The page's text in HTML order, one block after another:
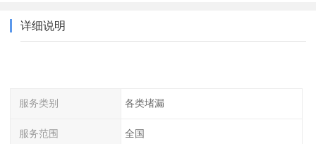
详细说明
服务类别 各类堵漏
服务范围 全国